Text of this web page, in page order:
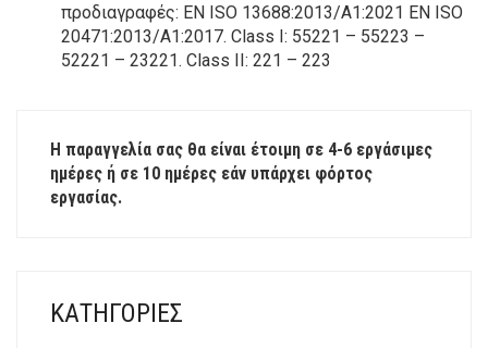
προδιαγραφές: EN ISO 13688:2013/A1:2021 EN ISO
20471:2013/A1:2017. Class I: 55221 – 55223 –
52221 – 23221. Class II: 221 – 223
Η παραγγελία σας θα είναι έτοιμη σε 4-6 εργάσιμες
ημέρες ή σε 10 ημέρες εάν υπάρχει φόρτος
εργασίας.
ΚΑΤΗΓΟΡΊΕΣ